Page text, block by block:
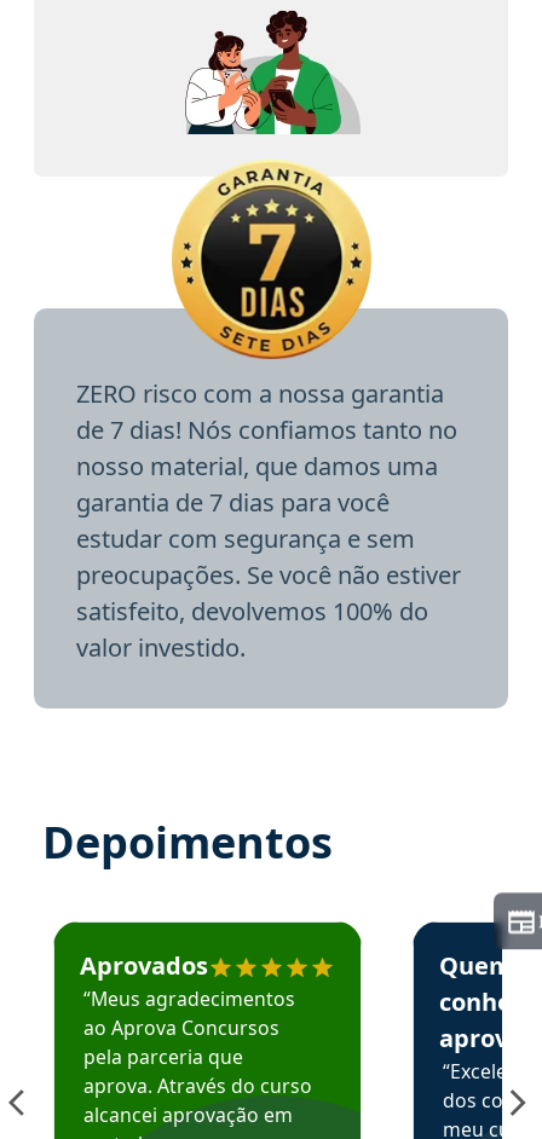
ZERO risco com a nossa garantia
de 7 dias! Nós confiamos tanto no
nosso material, que damos uma
garantia de 7 dias para você
estudar com segurança e sem
preocupações. Se você não estiver
satisfeito, devolvemos 100% do
valor investido.
Depoimentos
Estudante José recomenda o Aprova Concursos em
Aprovados
“Meus agradecimentos
ao Aprova Concursos
pela parceria que
aprova. Através do curso
alcancei aprovação em
Estudante
Quem
aprova
dos
meu